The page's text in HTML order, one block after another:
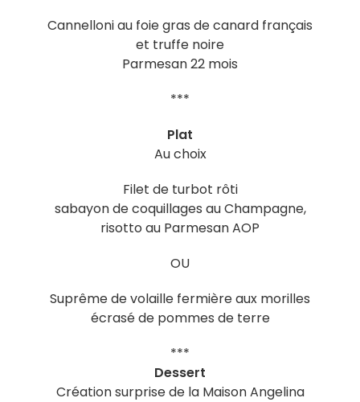
Cannelloni au foie gras de canard français
et truffe noire
Parmesan 22 mois
***
Plat
Au choix
Filet de turbot rôti
sabayon de coquillages au Champagne,
risotto au Parmesan AOP
OU
Suprême de volaille fermière aux morilles
écrasé de pommes de terre
***
Dessert
Création surprise de la Maison Angelina